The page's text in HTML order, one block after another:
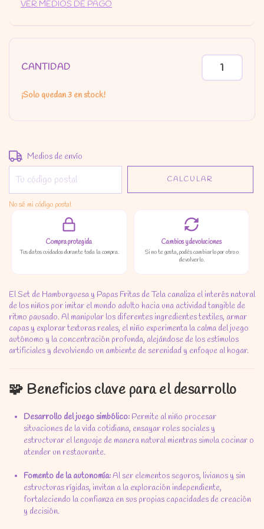
VER MEDIOS DE PAGO
CANTIDAD
¡Solo quedan3 en stock!
Entregas para el CP:
Medios de envío
CALCULAR
No sé mi código postal
Compra protegida
Tus datos cuidados durante toda la compra.
Cambios y devoluciones
Si no te gusta, podés cambiarlo por otro o
devolverlo.
El Set de Hamburguesa y Papas Fritas de Tela canaliza el interés natural
de los niños por imitar el mundo adulto hacia una actividad tangible de
ritmo pausado. Al manipular los diferentes ingredientes textiles, armar
capas y explorar texturas reales, el niño experimenta la calma del juego
autónomo y la concentración profunda, alejándose de los estímulos
artificiales y devolviendo un ambiente de serenidad y enfoque al hogar.
🧩 Beneficios clave para el desarrollo
Desarrollo del juego simbólico: Permite al niño procesar
situaciones de la vida cotidiana, ensayar roles sociales y
estructurar el lenguaje de manera natural mientras simula cocinar o
atender un restaurante.
Fomento de la autonomía:Al ser elementos seguros, livianos y sin
estructuras rígidas, invitan a la exploración independiente,
fortaleciendo la confianza en sus propias capacidades de creación
y decisión.